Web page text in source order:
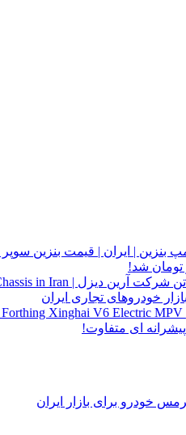
خودروهای تجاری ایران